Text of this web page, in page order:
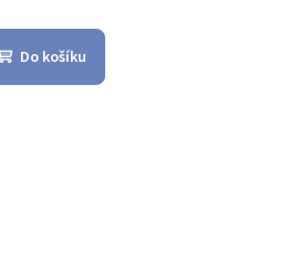
Do košíku